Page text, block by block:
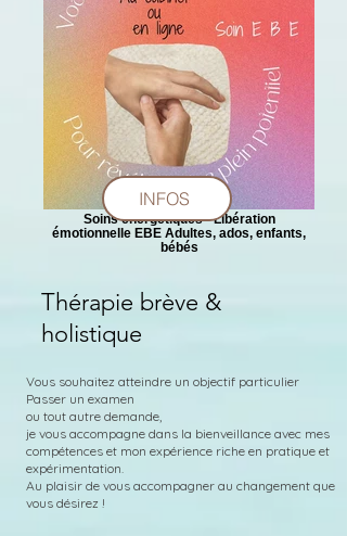
Soins énergétiques - Libération
émotionnelle EBE Adultes, ados, enfants,
bébés
INFOS
Thérapie brève &
holistique
Vous souhaitez atteindre un objectif particulier
Passer un examen
ou tout autre demande,
je vous accompagne dans la bienveillance avec mes
compétences et mon expérience riche en pratique et
expérimentation.
Au plaisir de vous accompagner au changement que
vous désirez !